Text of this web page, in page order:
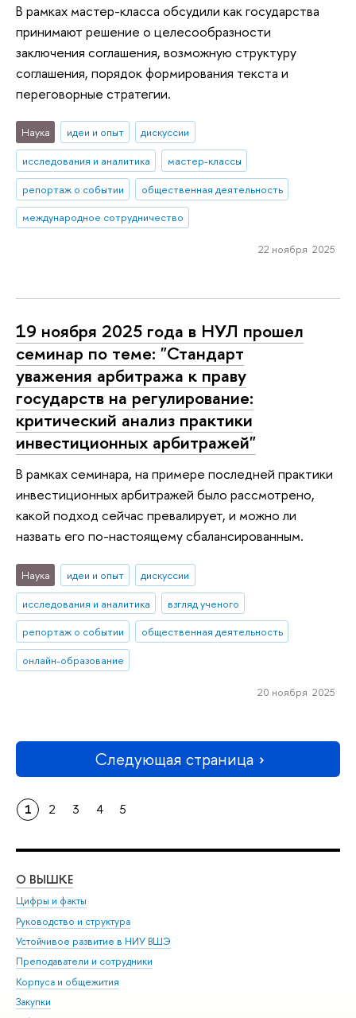
В рамках мастер-класса обсудили как государства
принимают решение о целесообразности
заключения соглашения, возможную структуру
соглашения, порядок формирования текста и
переговорные стратегии.
Наука идеи и опыт
дискуссии
исследования и аналитика
мастер-классы
репортаж о событии
общественная деятельность
международное сотрудничество
22 ноября 2025
19 ноября 2025 года в НУЛ прошел
семинар по теме: "Стандарт
уважения арбитража к праву
государств на регулирование:
критический анализ практики
инвестиционных арбитражей"
В рамках семинара, на примере последней практики
инвестиционных арбитражей было рассмотрено,
какой подход сейчас превалирует, и можно ли
назвать его по-настоящему сбалансированным.
Наука идеи и опыт
дискуссии
исследования и аналитика
взгляд ученого
репортаж о событии
общественная деятельность
онлайн-образование
20 ноября 2025
Следующая страница
1 2 3 4 5
О ВЫШКЕ
Цифры и факты
Руководство и структура
Устойчивое развитие в НИУ ВШЭ
Преподаватели и сотрудники
Корпуса и общежития
Закупки